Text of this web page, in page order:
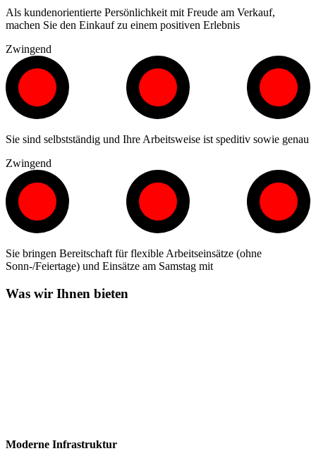
Als kundenorientierte Persönlichkeit mit Freude am Verkauf,
machen Sie den Einkauf zu einem positiven Erlebnis
Zwingend
Sie sind selbstständig und Ihre Arbeitsweise ist speditiv sowie genau
Zwingend
Sie bringen Bereitschaft für flexible Arbeitseinsätze (ohne
Sonn-/Feiertage) und Einsätze am Samstag mit
Was wir Ihnen bieten
Moderne Infrastruktur